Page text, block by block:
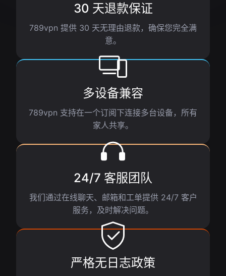
30 天退款保证
789vpn 提供 30 天无理由退款，确保您完全满
意。
多设备兼容
789vpn 支持在一个订阅下连接多台设备，所有
家人共享。
24/7 客服团队
我们通过在线聊天、邮箱和工单提供 24/7 客户
服务，及时解决问题。
严格无日志政策